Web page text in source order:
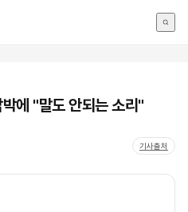
에 "말도 안되는 소리"
기사출처